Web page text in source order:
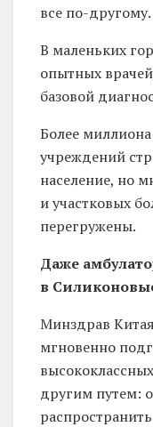
все по-другому.
В маленьких
опытных
базовой
Более
учреждений
население, но
и участковых
перегружены.
Даже
в
Минздрав
мгновенно
другим путем: